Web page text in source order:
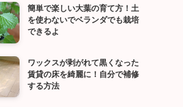
簡単で楽しい大葉の育て方！土
を使わないでベランダでも栽培
できるよ
ワックスが剥がれて黒くなった
賃貸の床を綺麗に！自分で補修
する方法